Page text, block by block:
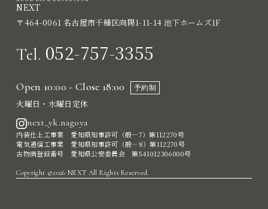
NEXT
〒464-0061 名古屋市千種区向陽1-11-14 池下ホームズ1F
Tel. 052-757-3355
Open 10:00 - Close 18:00 予約制
火曜日・水曜日定休
next_yk.nagoya
内装仕上工事業 愛知県知事許可（般―7）第112270号
電気通信工事業 愛知県知事許可（般―8）第112270号
古物商登録番号 愛知県公安委員会 第541012306000号
Copyright ©2026 NEXT All Rights Reserved.